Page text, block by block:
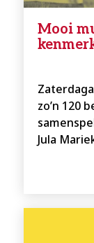
Mooi
zo’n 120
Jula